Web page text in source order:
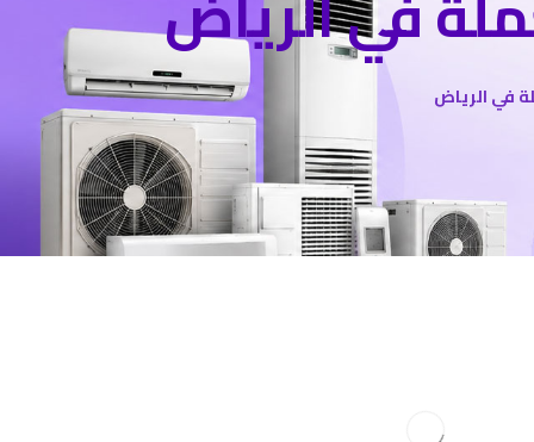
في الرياض